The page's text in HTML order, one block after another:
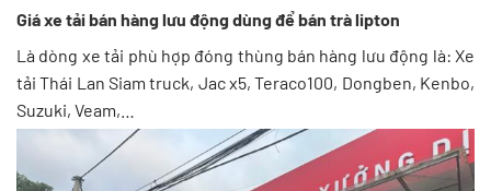
Giá xe tải bán hàng lưu động dùng để bán trà lipton
Là dòng xe tải phù hợp đóng thùng bán hàng lưu động là: Xe
tải Thái Lan Siam truck, Jac x5, Teraco100, Dongben, Kenbo,
Suzuki, Veam,…